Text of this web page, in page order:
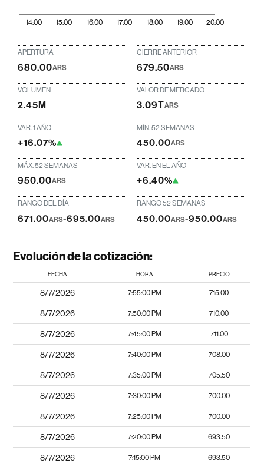
14:00 15:00 16:00 17:00 18:00 19:00 20:00
APERTURA
680.00ARS
CIERRE ANTERIOR
679.50ARS
VOLUMEN
2.45M
VALOR DE MERCADO
3.09TARS
VAR. 1 AÑO
+16.07%
MÍN. 52 SEMANAS
450.00ARS
MÁX. 52 SEMANAS
950.00ARS
VAR. EN EL AÑO
+6.40%
RANGO DEL DÍA
671.00ARS-695.00ARS
RANGO 52 SEMANAS
450.00ARS-950.00ARS
Evolución de la cotización:
FECHA HORA PRECIO
8/7/2026 7:55:00 PM 715.00
8/7/2026 7:50:00 PM 710.00
8/7/2026 7:45:00 PM 711.00
8/7/2026 7:40:00 PM 708.00
8/7/2026 7:35:00 PM 705.50
8/7/2026 7:30:00 PM 700.00
8/7/2026 7:25:00 PM 700.00
8/7/2026 7:20:00 PM 693.50
8/7/2026 7:15:00 PM 693.50